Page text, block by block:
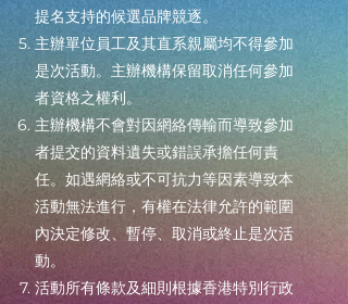
提名支持的候選品牌競逐。
主辦單位員工及其直系親屬均不得參加
是次活動。主辦機構保留取消任何參加
者資格之權利。
主辦機構不會對因網絡傳輸而導致參加
者提交的資料遺失或錯誤承擔任何責
任。如遇網絡或不可抗力等因素導致本
活動無法進行，有權在法律允許的範圍
內決定修改、暫停、取消或終止是次活
動。
活動所有條款及細則根據香港特別行政